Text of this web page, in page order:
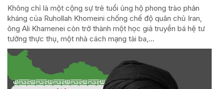
Không chỉ là một cộng sự trẻ tuổi ủng hộ phong trào phản
kháng của Ruhollah Khomeini chống chế độ quân chủ Iran,
ông Ali Khamenei còn trở thành một học giả truyền bá hệ tư
tưởng thực thụ, một nhà cách mạng tài ba,...